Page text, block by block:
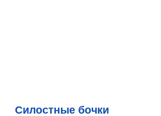
Силостные бочки